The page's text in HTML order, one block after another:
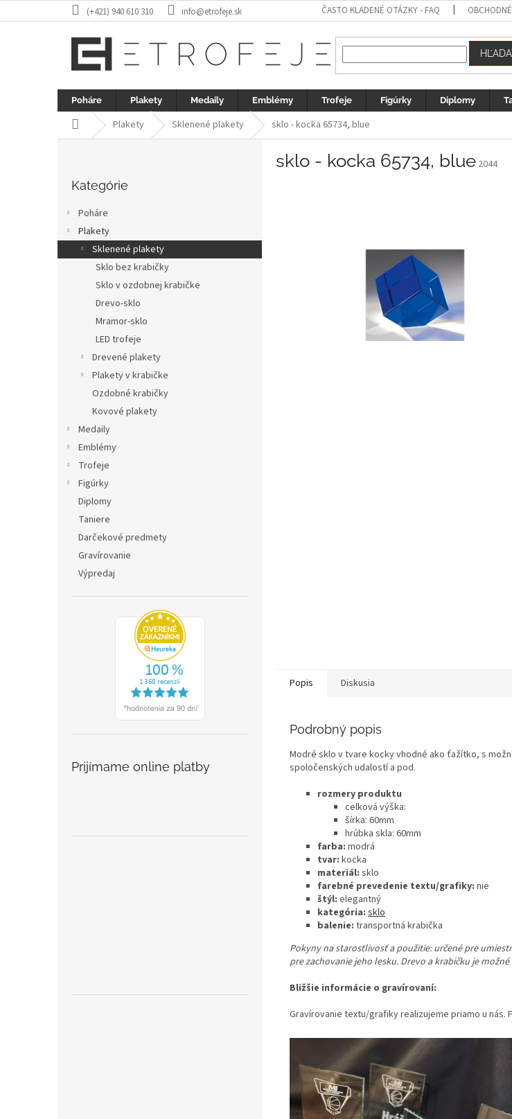
na
(+421) 940 610 310 info@etrofeje.sk ČASTO KLADENÉ OTÁZKY - FAQ
Poháre Plakety Medaily Emblémy Trofeje Figúrky Diplomy
DomovPlakety Sklenené plakety sklo - kocka 65734, blue
a
kategórie
Kategórie
Poháre
Plakety
Sklenené plakety
Sklo bez krabičky
Sklo v ozdobnej krabičke
Drevo-sklo
Mramor-sklo
LED trofeje
Drevené plakety
Plakety v krabičke
Ozdobné krabičky
Kovové plakety
Medaily
Emblémy
Trofeje
Figúrky
Diplomy
Taniere
Darčekové predmety
Gravírovanie
Výpredaj
Prijímame online platby
sklo - kocka 65734, blue 2044
Popis Diskusia
Podrobný popis
Modré sklo v tvare kocky vhodné ako ťažítko, s
spoločenských udalostí a pod.
rozmery produktu
celková výška:
šírka: 60mm
hrúbka skla: 60mm
farba: modrá
tvar: kocka
materiál: sklo
farebné prevedenie textu/grafiky: nie
štýl: elegantný
kategória: sklo
balenie: transportná krabička
Pokyny na starostlivosť a použitie: určené pre
pre zachovanie jeho lesku. Drevo a krabičku je
Bližšie informácie o gravírovaní:
Gravírovanie textu/grafiky realizujeme priamo u nás.